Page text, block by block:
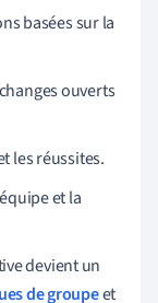
basées sur la
ouverts
les réussites.
et la
devient un
de groupeet